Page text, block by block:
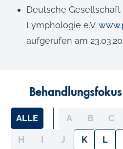
Deutsche
Lymphologie e.V.
aufgerufen am
ALLE A B C
H I J K L